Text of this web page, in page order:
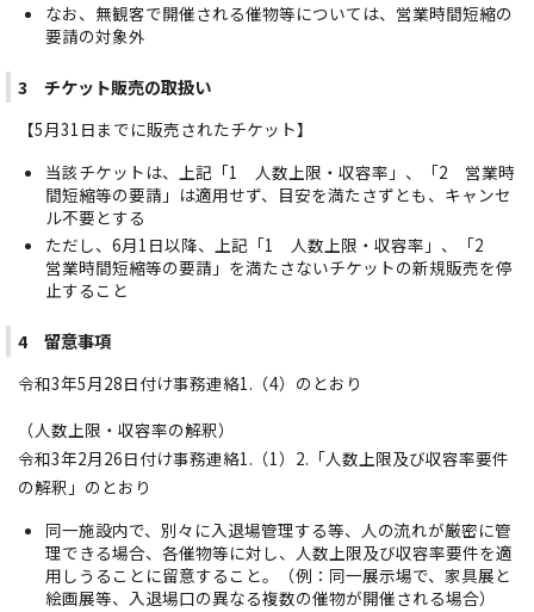
なお、無観客で開催される催物等については、営業時間短縮の
要請の対象外
3 チケット販売の取扱い
【5月31日までに販売されたチケット】
当該チケットは、上記「1 人数上限・収容率」、「2 営業時
間短縮等の要請」は適用せず、目安を満たさずとも、キャンセ
ル不要とする
ただし、6月1日以降、上記「1 人数上限・収容率」、「2
営業時間短縮等の要請」を満たさないチケットの新規販売を停
止すること
4 留意事項
令和3年5月28日付け事務連絡1.（4）のとおり
（人数上限・収容率の解釈）
令和3年2月26日付け事務連絡1.（1）2.「人数上限及び収容率要件
の解釈」のとおり
同一施設内で、別々に入退場管理する等、人の流れが厳密に管
理できる場合、各催物等に対し、人数上限及び収容率要件を適
用しうることに留意すること。（例：同一展示場で、家具展と
絵画展等、入退場口の異なる複数の催物が開催される場合）